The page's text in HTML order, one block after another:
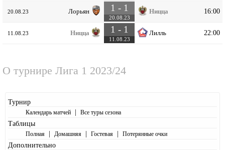
20.08.23 Лорьян 1 - 1
20.08.23
Ницца 16:00
11.08.23 Ницца 1 - 1
11.08.23
Лилль 22:00
О турнире Лига 1 2023/24
Турнир
Календарь матчей | Все туры сезона
Таблицы
Полная | Домашняя | Гостевая | Потерянные очки
Дополнительно